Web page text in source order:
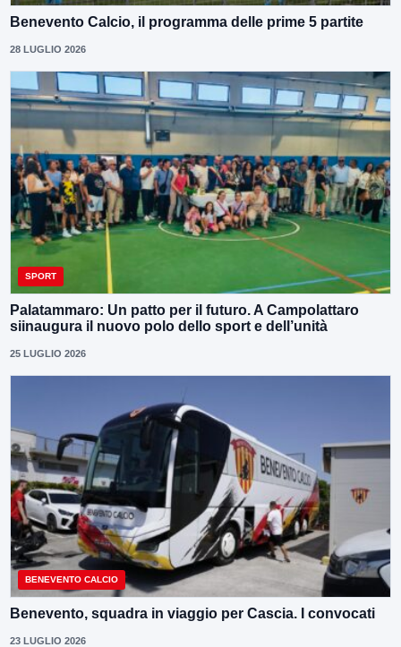
Benevento Calcio, il programma delle prime 5 partite
28 LUGLIO 2026
SPORT
Palatammaro: Un patto per il futuro. A Campolattaro
siinaugura il nuovo polo dello sport e dell’unità
25 LUGLIO 2026
BENEVENTO CALCIO
Benevento, squadra in viaggio per Cascia. I convocati
23 LUGLIO 2026